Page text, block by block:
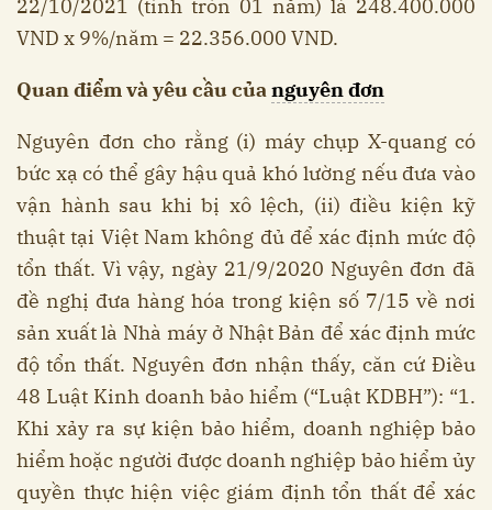
22/10/2021 (tính tròn 01 năm) là 248.400.000
VND x 9%/năm = 22.356.000 VND.
Quan điểm và yêu cầu củanguyên đơn
Nguyên đơn cho rằng (i) máy chụp X-quang có
bức xạ có thể gây hậu quả khó lường nếu đưa vào
vận hành sau khi bị xô lệch, (ii) điều kiện kỹ
thuật tại Việt Nam không đủ để xác định mức độ
tổn thất. Vì vậy, ngày 21/9/2020 Nguyên đơn đã
đề nghị đưa hàng hóa trong kiện số 7/15 về nơi
sản xuất là Nhà máy ở Nhật Bản để xác định mức
độ tổn thất. Nguyên đơn nhận thấy, căn cứ Điều
48 Luật Kinh doanh bảo hiểm (“Luật KDBH”): “1.
Khi xảy ra sự kiện bảo hiểm, doanh nghiệp bảo
hiểm hoặc người được doanh nghiệp bảo hiểm ủy
quyền thực hiện việc giám định tổn thất để xác